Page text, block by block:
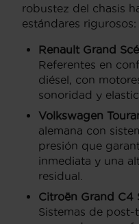
robustez del chasis
estándares rigurosos:
Renault Grand
Referentes en
diésel, con
sonoridad y
Volkswagen
alemana con
presión que
inmediata y una
residual.
Citroën Grand C4
Sistemas de